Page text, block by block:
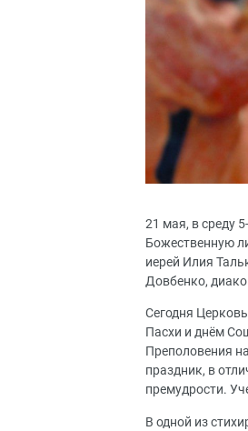
21 мая, в среду
Божественную
иерей Илия
Довбенко,
Сегодня
Пасхи и днём
Преполовения
праздник, в
премудрости.
В одной из